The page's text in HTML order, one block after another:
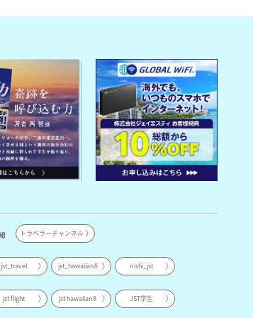
トラベラーチャンネル
jst_travel jst_hawaiian8 nishi_jst
jst flight jst hawaiian8 JST学生